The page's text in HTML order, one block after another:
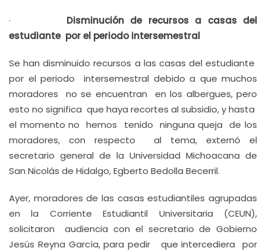
· Disminución de recursos a casas del
estudiante por el periodo intersemestral
Se han disminuido recursos a las casas del estudiante
por el periodo intersemestral debido a que muchos
moradores no se encuentran en los albergues, pero
esto no significa que haya recortes al subsidio, y hasta
el momento no hemos tenido ninguna queja de los
moradores, con respecto al tema, externó el
secretario general de la Universidad Michoacana de
San Nicolás de Hidalgo, Egberto Bedolla Becerril.
Ayer, moradores de las casas estudiantiles agrupadas
en la Corriente Estudiantil Universitaria (CEUN),
solicitaron audiencia con el secretario de Gobierno
Jesús Reyna García, para pedir que intercediera por